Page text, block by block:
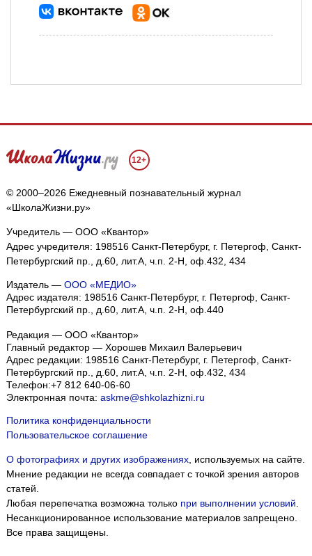
12+
© 2000–2026 Ежедневный познавательный журнал
«ШколаЖизни.ру»
Учредитель — ООО «Квантор»
Адрес учредителя: 198516 Санкт-Петербург, г. Петергоф, Санкт-
Петербургский пр., д.60, лит.А, ч.п. 2-Н, оф.432, 434
Издатель — ООО «МЕДИО»
Адрес издателя: 198516 Санкт-Петербург, г. Петергоф, Санкт-
Петербургский пр., д.60, лит.А, ч.п. 2-Н, оф.440
Редакция — ООО «Квантор»
Главный редактор — Хорошев Михаил Валерьевич
Адрес редакции: 198516 Санкт-Петербург, г. Петергоф Санкт-
Петербургский пр., д.60, лит.А, ч.п. 2-Н, оф.432, 434
Телефон:+7 812 640-06-60
Электронная почта: askme@shkolazhizni.ru
Политика конфиденциальности
Пользовательское соглашение
О фотографиях и других изображениях, используемых на сайте.
Мнение редакции не всегда совпадает с точкой зрения авторов
статей.
Любая перепечатка возможна только при выполнении условий
Несанкционированное использование материалов запрещено.
Все права защищены.